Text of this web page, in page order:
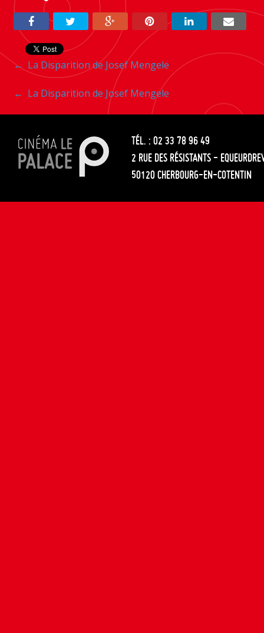
Navigation
entre
les
articles
← La Disparition de Josef Mengele
Navigation
entre
les
articles
← La Disparition de Josef Mengele
TÉL. : 02 33 78 96 49
2 RUE DES RÉSISTANTS -
50120 CHERBOURG-EN-COTENTIN